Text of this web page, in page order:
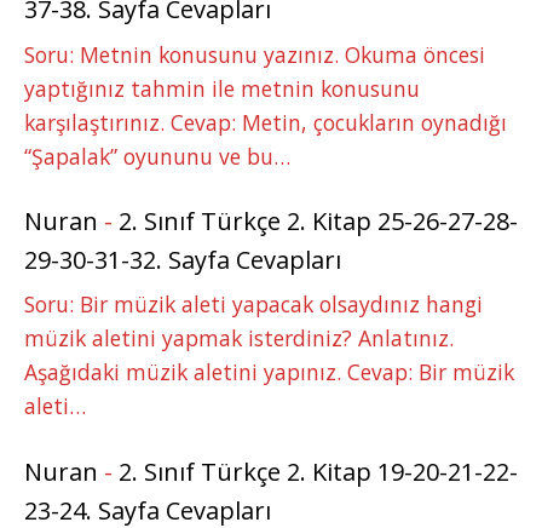
37-38. Sayfa Cevapları
Soru: Metnin konusunu yazınız. Okuma öncesi
yaptığınız tahmin ile metnin konusunu
karşılaştırınız. Cevap: Metin, çocukların oynadığı
“Şapalak” oyununu ve bu…
Nuran - 2. Sınıf Türkçe 2. Kitap 25-26-27-28-
29-30-31-32. Sayfa Cevapları
Soru: Bir müzik aleti yapacak olsaydınız hangi
müzik aletini yapmak isterdiniz? Anlatınız.
Aşağıdaki müzik aletini yapınız. Cevap: Bir müzik
aleti…
Nuran - 2. Sınıf Türkçe 2. Kitap 19-20-21-22-
23-24. Sayfa Cevapları